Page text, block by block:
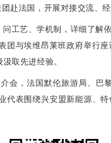
赴法国，开展对接交流、
问工艺、学机制 ， 详细了解
团与埃维昂莱班政府举行
汲取先进经验。
会 ， 法国默伦旅游局、 巴
代表围绕兴安盟新能源、